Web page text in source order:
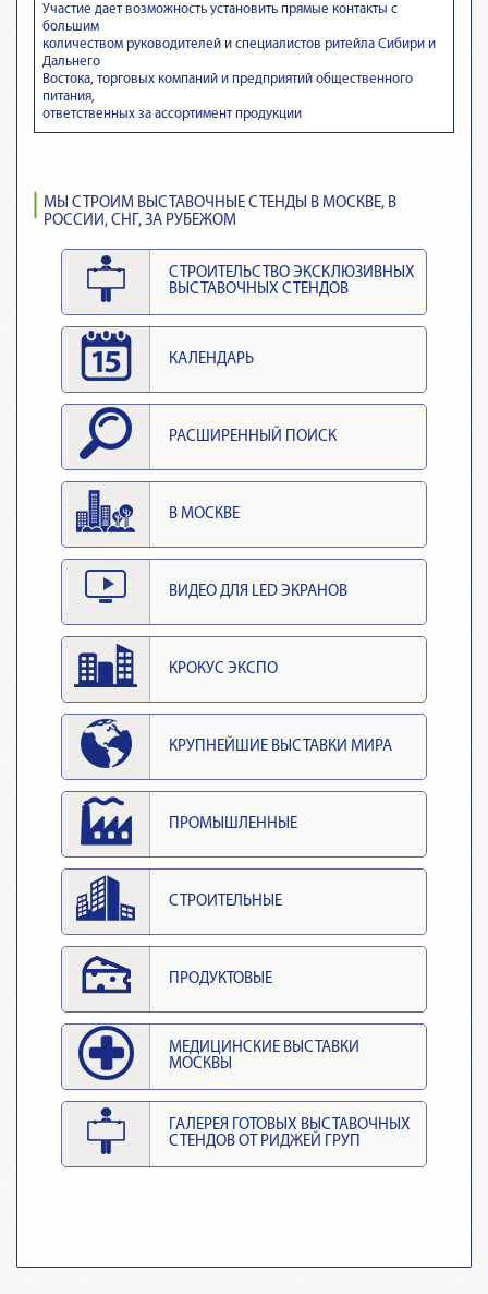
Участие дает возможность установить прямые контакты с
большим
количеством руководителей и специалистов ритейла Сибири и
Дальнего
Востока, торговых компаний и предприятий общественного
питания,
ответственных за ассортимент продукции
МЫ СТРОИМ ВЫСТАВОЧНЫЕ СТЕНДЫ В МОСКВЕ, В
РОССИИ, СНГ, ЗА РУБЕЖОМ
СТРОИТЕЛЬСТВО ЭКСКЛЮЗИВНЫХ
ВЫСТАВОЧНЫХ СТЕНДОВ
КАЛЕНДАРЬ
РАСШИРЕННЫЙ ПОИСК
В МОСКВЕ
ВИДЕО ДЛЯ LED ЭКРАНОВ
КРОКУС ЭКСПО
КРУПНЕЙШИЕ ВЫСТАВКИ МИРА
ПРОМЫШЛЕННЫЕ
СТРОИТЕЛЬНЫЕ
ПРОДУКТОВЫЕ
МЕДИЦИНСКИЕ ВЫСТАВКИ
МОСКВЫ
ГАЛЕРЕЯ ГОТОВЫХ ВЫСТАВОЧНЫХ
СТЕНДОВ ОТ РИДЖЕЙ ГРУП